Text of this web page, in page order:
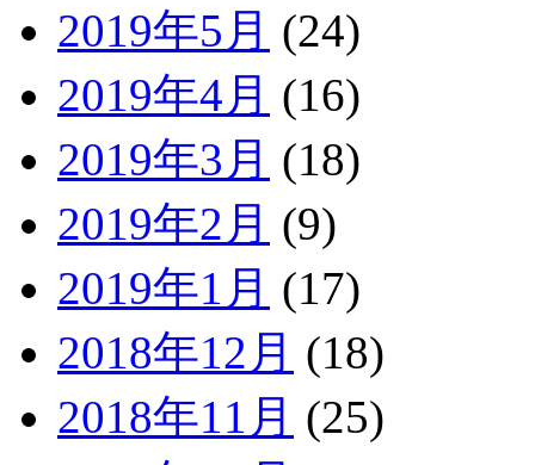
2019年5月 (24)
2019年4月 (16)
2019年3月 (18)
2019年2月 (9)
2019年1月 (17)
2018年12月 (18)
2018年11月 (25)